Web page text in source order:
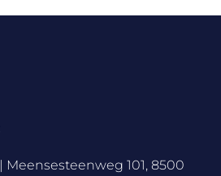
| Meensesteenweg 101, 8500